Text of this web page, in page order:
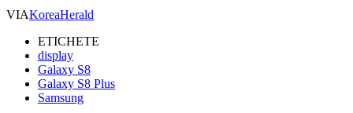
VIAKoreaHerald
ETICHETE
display
Galaxy S8
Galaxy S8 Plus
Samsung